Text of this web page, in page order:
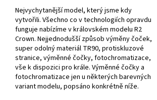
Nejvychytanější model, který jsme kdy
vytvořili. Všechno co v technologiích opravdu
funguje nabízíme v královském modelu R2
Crown. Nejjednodušší způsob výměny čoček,
super odolný materiál TR90, protiskluzové
stranice, výměnné čočky, fotochromatizace,
vše k dispozici pro krále. Výměnné čočky a
fotochromatizace jen u některých barevných
variant modelu, popsáno konkrétně níže.